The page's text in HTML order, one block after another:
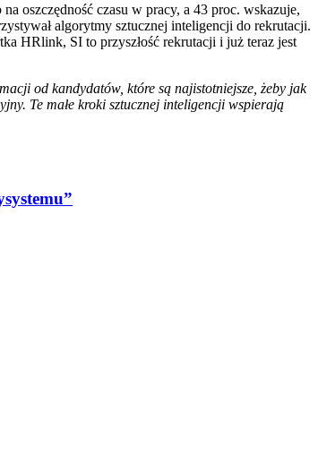
oszczędność czasu w pracy, a 43 proc. wskazuje,
algorytmy sztucznej inteligencji do rekrutacji.
HRlink, SI to przyszłość rekrutacji i już teraz jest
od kandydatów, które są najistotniejsze, żeby jak
Te małe kroki sztucznej inteligencji wspierają